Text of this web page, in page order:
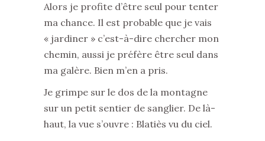
Alors je profite d’être seul pour tenter
ma chance. Il est probable que je vais
« jardiner » c’est-à-dire chercher mon
chemin, aussi je préfère être seul dans
ma galère. Bien m’en a pris.
Je grimpe sur le dos de la montagne
sur un petit sentier de sanglier. De là-
haut, la vue s’ouvre : Blatiès vu du ciel.